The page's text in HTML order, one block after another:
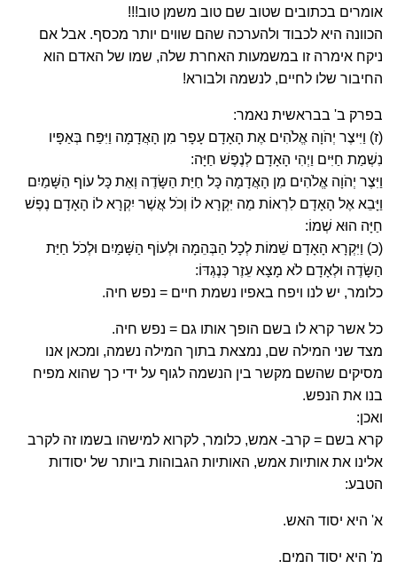
אומרים בכתובים שטוב שם טוב משמן טוב!!!
הכוונה היא לכבוד ולהערכה שהם שווים יותר מכסף. אבל אם
ניקח אימרה זו במשמעות האחרת שלה, שמו של האדם הוא
החיבור שלו לחיים, לנשמה ולבורא!
בפרק ב' בבראשית נאמר:
(ז) וַיִּיצֶר יְהֹוָה אֱלֹהִים אֶת הָאָדָם עָפָר מִן הָאֲדָמָה וַיִּפַּח בְּאַפָּיו
נִשְׁמַת חַיִּים וַיְהִי הָאָדָם לְנֶפֶשׁ חַיָּה:
וַיִּצֶר יְהֹוָה אֱלֹהִים מִן הָאֲדָמָה כָּל חַיַּת הַשָּׂדֶה וְאֵת כָּל עוֹף הַשָּׁמַיִם
וַיָּבֵא אֶל הָאָדָם לִרְאוֹת מַה יִּקְרָא לוֹ וְכֹל אֲשֶׁר יִקְרָא לוֹ הָאָדָם נֶפֶשׁ
חַיָּה הוּא שְׁמוֹ:
(כ) וַיִּקְרָא הָאָדָם שֵׁמוֹת לְכָל הַבְּהֵמָה וּלְעוֹף הַשָּׁמַיִם וּלְכֹל חַיַּת
הַשָּׂדֶה וּלְאָדָם לֹא מָצָא עֵזֶר כְּנֶגְדּוֹ:
כלומר, יש לנו ויפח באפיו נשמת חיים = נפש חיה.
כל אשר קרא לו בשם הופך אותו גם = נפש חיה.
מצד שני המילה שם, נמצאת בתוך המילה נשמה, ומכאן אנו
מסיקים שהשם מקשר בין הנשמה לגוף על ידי כך שהוא מפיח
בנו את הנפש.
ואכן:
קרא בשם = קרב- אמש, כלומר, לקרוא למישהו בשמו זה לקרב
אלינו את אותיות אמש, האותיות הגבוהות ביותר של יסודות
הטבע:
א' היא יסוד האש.
מ' היא יסוד המים.